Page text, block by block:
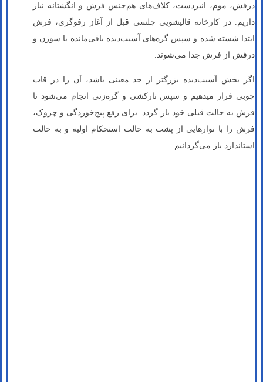
درفش، موم، انبردست، کلاف‌های هم‌جنس فرش و انگشتانه نیاز
داریم. در کارخانه قالیشویی چلسی قبل از آغاز رفوگری، فرش
ابتدا شسته شده و سپس گره‌های آسیب‌دیده باقی‌مانده با سوزن و
درفش از فرش جدا می‌شوند.
اگر بخش آسیب‌دیده بزرگتر از حد معینی باشد، آن را در قاب
چوبی قرار می­دهیم و سپس تارکشی و گره‌زنی انجام می‌شود تا
فرش به حالت قبلی خود باز گردد. برای رفع پیچ‌خوردگی و چروک،
فرش را با نوارهایی از پشت به حالت استحکام اولیه و به حالت
استاندارد باز می‌گردانیم.